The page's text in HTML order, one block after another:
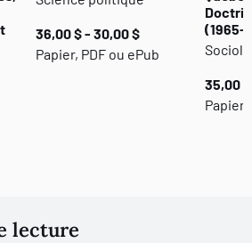
36,00 $ - 30,00 $
Papier, PDF ou ePub
(1965-
35,00 $
Papier
lecture